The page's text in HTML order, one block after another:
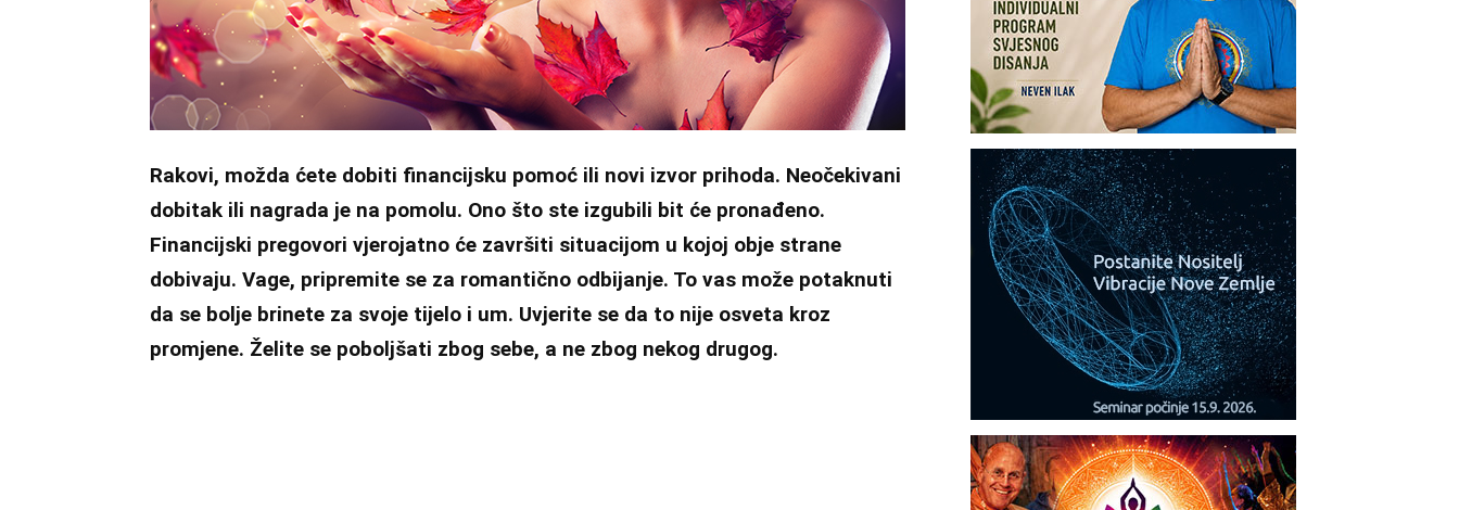
Rakovi, možda ćete dobiti financijsku pomoć ili novi izvor prihoda. Neočekivani
dobitak ili nagrada je na pomolu. Ono što ste izgubili bit će pronađeno.
Financijski pregovori vjerojatno će završiti situacijom u kojoj obje strane
dobivaju. Vage, pripremite se za romantično odbijanje. To vas može potaknuti
da se bolje brinete za svoje tijelo i um. Uvjerite se da to nije osveta kroz
promjene. Želite se poboljšati zbog sebe, a ne zbog nekog drugog.